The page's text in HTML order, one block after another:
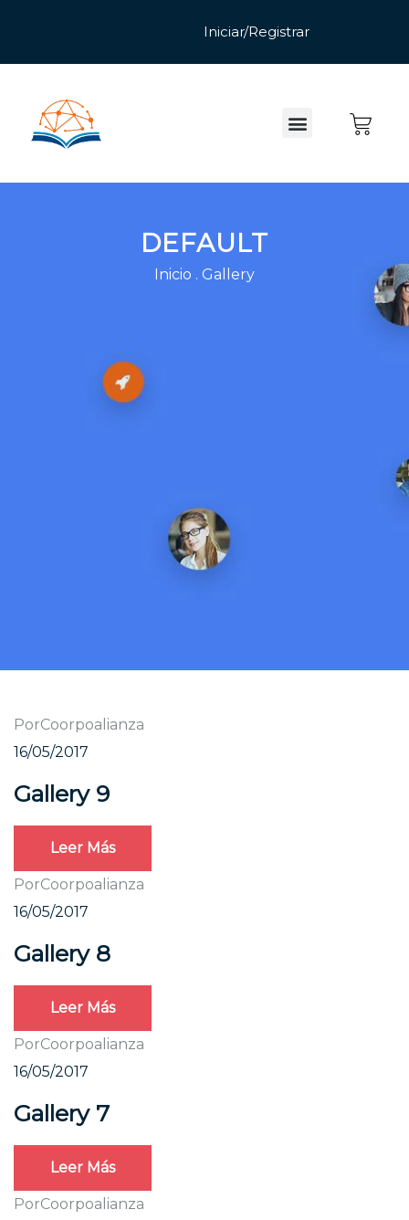
DEFAULT
Inicio . Gallery
PorCoorpoalianza
16/05/2017
Gallery 9
Leer Más
PorCoorpoalianza
16/05/2017
Gallery 8
Leer Más
PorCoorpoalianza
16/05/2017
Gallery 7
Leer Más
PorCoorpoalianza